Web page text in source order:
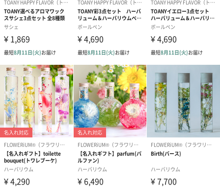
シーンに合わせたメッセージカードを添えてお届けいたします。
「見て楽しむ」「使って楽しむ」「香りを楽しむ」
ハーバリウムは「見て楽しむ」「使って楽しむ」「香りを楽し
む」を詰め込んだ、お客様に大人気のギフトセットです。
「TOANY HAPPY FLAVOR（トアニーハッピーフレーバ
ー）」
全てプリザーブドフラワーを使用し一点一点作家が丁寧に手作り